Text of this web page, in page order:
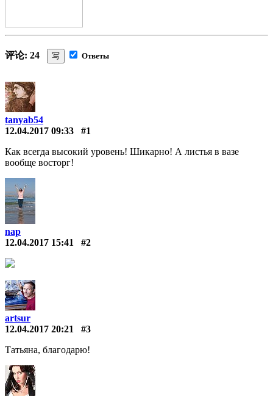
评论: 24 写 Ответы
tanyab54
12.04.2017 09:33
#1
Как всегда высокий уровень! Шикарно! А листья в вазе
вообще восторг!
nap
12.04.2017 15:41
#2
artsur
12.04.2017 20:21
#3
Татьяна, благодарю!